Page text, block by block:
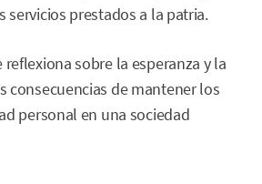
servicios prestados a la patria.
reflexiona sobre la esperanza y la
consecuencias de mantener los
personal en una sociedad